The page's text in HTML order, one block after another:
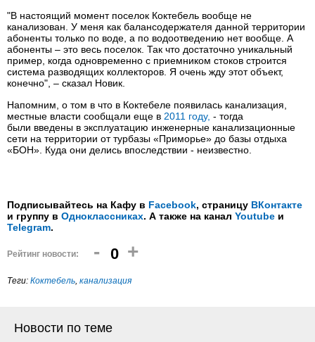
"В настоящий момент поселок Коктебель вообще не
канализован. У меня как балансодержателя данной территории
абоненты только по воде, а по водоотведению нет вообще. А
абоненты – это весь поселок. Так что достаточно уникальный
пример, когда одновременно с приемником стоков строится
система разводящих коллекторов. Я очень жду этот объект,
конечно", – сказал Новик.
Напомним, о том в что в Коктебеле появилась канализация,
местные власти сообщали еще в 2011 году, - тогда
были введены в эксплуатацию инженерные канализационные
сети на территории от турбазы «Приморье» до базы отдыха
«БОН». Куда они делись впоследствии - неизвестно.
Подписывайтесь на Кафу в Facebook, страницу ВКонтакте
и группу в Одноклассниках. А также на канал Youtube и
Telegram.
Рейтинг новости: - 0 +
Теги: Коктебель, канализация
Новости по теме